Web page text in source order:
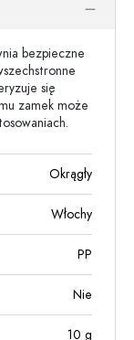
bezpieczne
się
zamek może
Okrągły
Włochy
PP
Nie
10 g